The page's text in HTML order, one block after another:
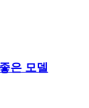
은 모델